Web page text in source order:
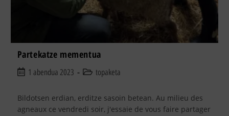
Partekatze mementua
1 abendua 2023 topaketa
Bildotsen erdian, erditze sasoin betean. Au milieu des
agneaux ce vendredi soir, j'essaie de vous faire partager